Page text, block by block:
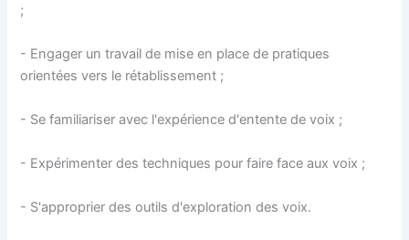
;
- Engager un travail de mise en place de pratiques
orientées vers le rétablissement ;
- Se familiariser avec l'expérience d'entente de voix ;
- Expérimenter des techniques pour faire face aux voix ;
- S'approprier des outils d'exploration des voix.